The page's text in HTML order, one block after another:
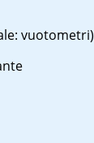
vuotometri)